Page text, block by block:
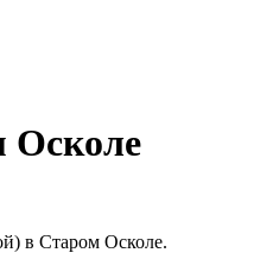
Осколе
в Старом Осколе.